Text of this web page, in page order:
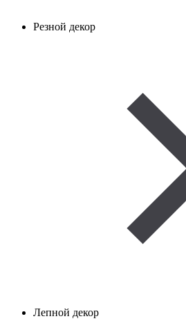
Резной декор
Лепной декор